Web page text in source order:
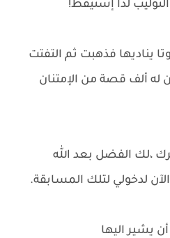
لذا إستيقظ!
يناديها فذهبت ثم التفتت
له ألف قصة من الإمتنان
،لك الفضل بعد الله
لدخولي لتلك المسابقة.
يشير اليها